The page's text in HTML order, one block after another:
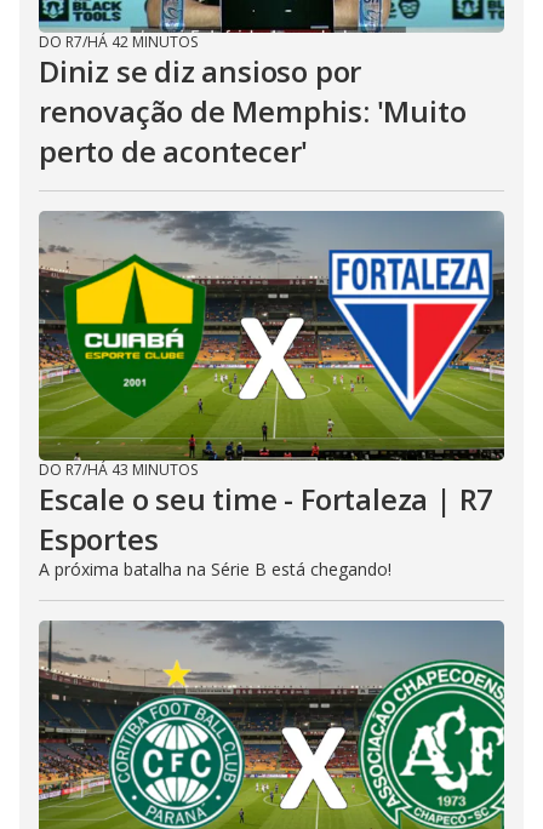
DO R7/HÁ 42 MINUTOS
Diniz se diz ansioso por
renovação de Memphis: 'Muito
perto de acontecer'
DO R7/HÁ 43 MINUTOS
Escale o seu time - Fortaleza | R7
Esportes
A próxima batalha na Série B está chegando!